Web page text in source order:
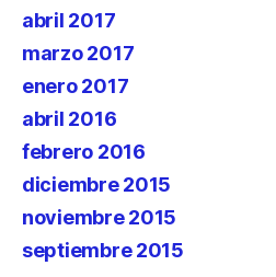
abril 2017
marzo 2017
enero 2017
abril 2016
febrero 2016
diciembre 2015
noviembre 2015
septiembre 2015